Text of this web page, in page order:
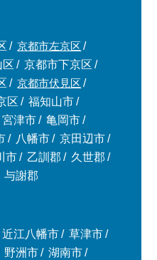
京都市左京区
区
京都市下京区
京都市伏見区
区
福知山市
宮津市
亀岡市
八幡市
京田辺市
市 乙訓郡
久世郡
与謝郡
近江八幡市
草津市
野洲市
湖南市